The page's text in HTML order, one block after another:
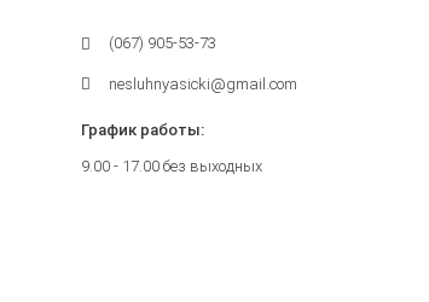
(067) 905-53-73
nesluhnyasicki@gmail.com
График работы:
9.00 - 17.00 без выходных